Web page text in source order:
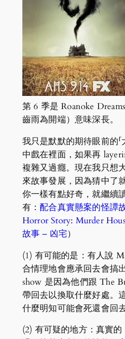
第 6 季是 Roanoke
齒雨為開端）意味深長。
我只是默默的期待眼前的「
中戲在裡面，如果再
複雜又過癮。現在我只想
來故事發展，因為猜中了
你一樣有點好奇，就繼續
有：配合真實懸案的怪譚
Horror Story: Murder
故事 – 凶宅）
(1) 有可能的是：有人說
合情理地會應承回去會搞
show 是因為他們跟 The
帶回去以換取什麼好處。
什麼明知可能會死還會回
(2) 有可疑的地方：真實